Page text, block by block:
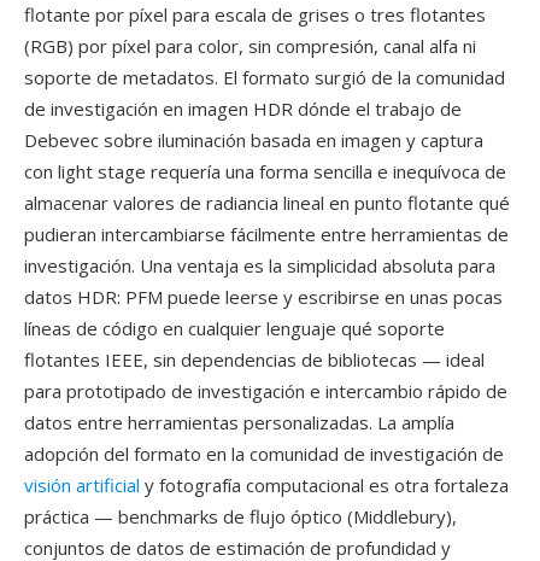
flotante por píxel para escala de grises o tres flotantes
(RGB) por píxel para color, sin compresión, canal alfa ni
soporte de metadatos. El formato surgió de la comunidad
de investigación en imagen HDR dónde el trabajo de
Debevec sobre iluminación basada en imagen y captura
con light stage requería una forma sencilla e inequívoca de
almacenar valores de radiancia lineal en punto flotante qué
pudieran intercambiarse fácilmente entre herramientas de
investigación. Una ventaja es la simplicidad absoluta para
datos HDR: PFM puede leerse y escribirse en unas pocas
líneas de código en cualquier lenguaje qué soporte
flotantes IEEE, sin dependencias de bibliotecas — ideal
para prototipado de investigación e intercambio rápido de
datos entre herramientas personalizadas. La amplía
adopción del formato en la comunidad de investigación de
visión artificial y fotografía computacional es otra fortaleza
práctica — benchmarks de flujo óptico (Middlebury),
conjuntos de datos de estimación de profundidad y